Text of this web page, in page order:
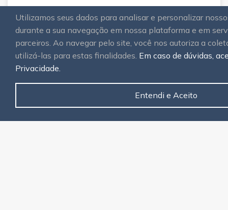
Utilizamos seus dados para analisar e personalizar
durante a sua navegação em nossa plataforma e em
parceiros. Ao navegar pelo site, você nos autoriza a
utilizá-las para estas finalidades. Em caso de dúvidas,
Privacidade.
Entendi e Aceito
ALUGUEL (TEMPORADA)
DESTAQUE
R$ 2.500,00
CASA COM PISCINA NA QUADRA DO
MAR EM ZIMBROS
Bombinhas / SC